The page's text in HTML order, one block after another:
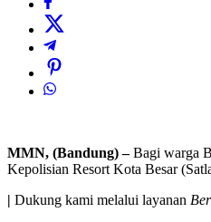
MMN, (Bandung) –Bagi warga
Kepolisian Resort Kota Besar
| Dukung kami melalui layanan